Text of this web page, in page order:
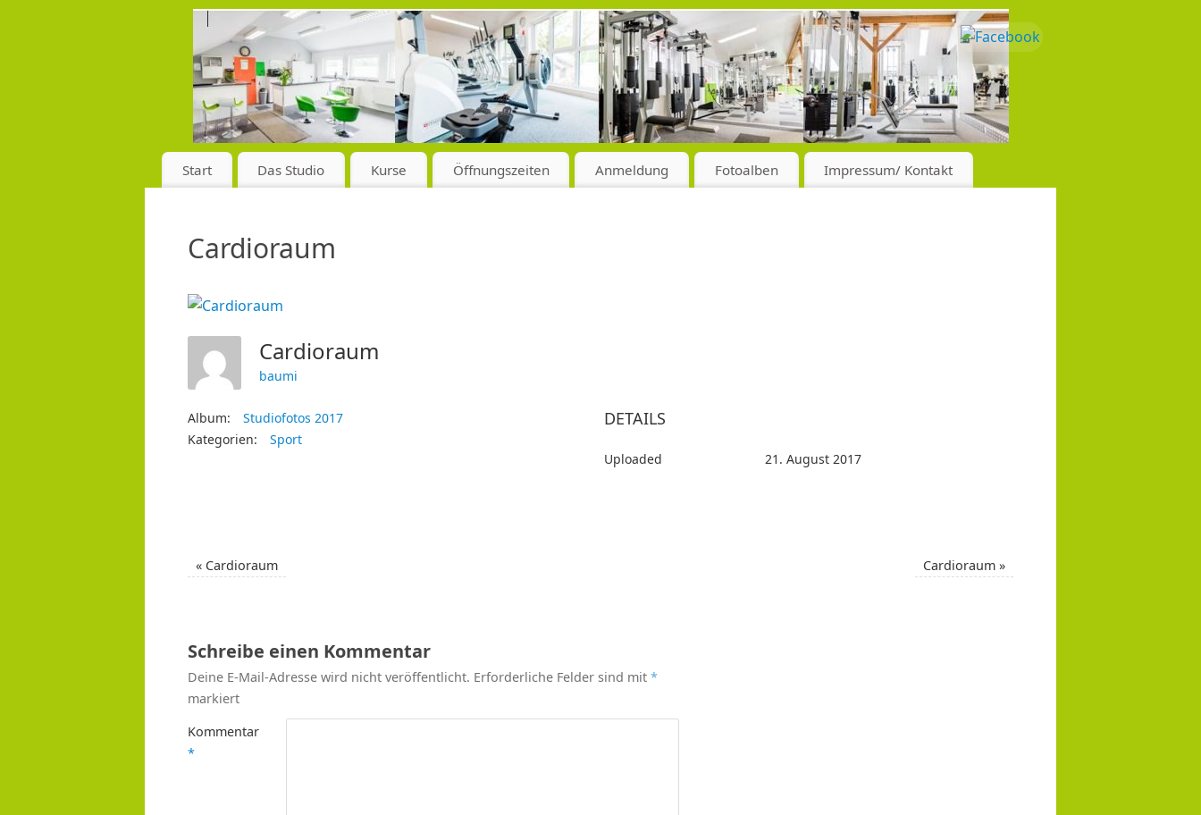
Start Das Studio Kurse Öffnungszeiten Anmeldung Fotoalben Impressum/ Kontakt
Cardioraum
Cardioraum
baumi
Album:
Studiofotos 2017
Kategorien:
Sport
DETAILS
Uploaded 21. August 2017
« Cardioraum Cardioraum »
Schreibe einen Kommentar
Deine E-Mail-Adresse wird nicht veröffentlicht. Erforderliche Felder sind mit *
markiert
Kommentar
*